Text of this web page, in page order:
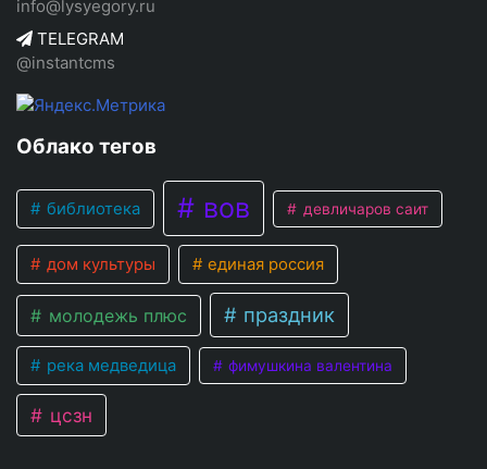
info@lysyegory.ru
TELEGRAM
@instantcms
Облако тегов
библиотека вов девличаров саит
дом культуры единая россия
молодежь плюс праздник
река медведица фимушкина валентина
цсзн